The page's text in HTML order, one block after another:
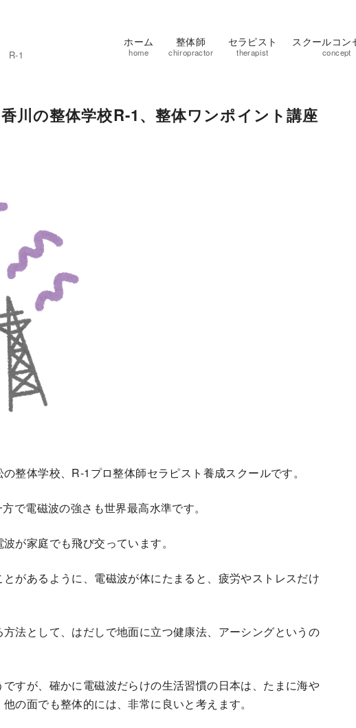
R-1
ホーム
home
整体師
chiropractor
セラピスト
therapist
スクールコン
concept
川の整体学校R-1、整体ワンポイント講座
整体学校、R-1プロ整体師セラピスト養成スクールです。
で電磁波の強さも世界最高水準です。
が家庭でも飛び交っています。
があるように、電磁波が体にたまると、疲労やストレスだけ
法として、はだしで地面に立つ健康法、アーシングというの
すが、確かに電磁波だらけの生活習慣の日本は、たまに海や
の面でも整体的には、非常に良いと考えます。